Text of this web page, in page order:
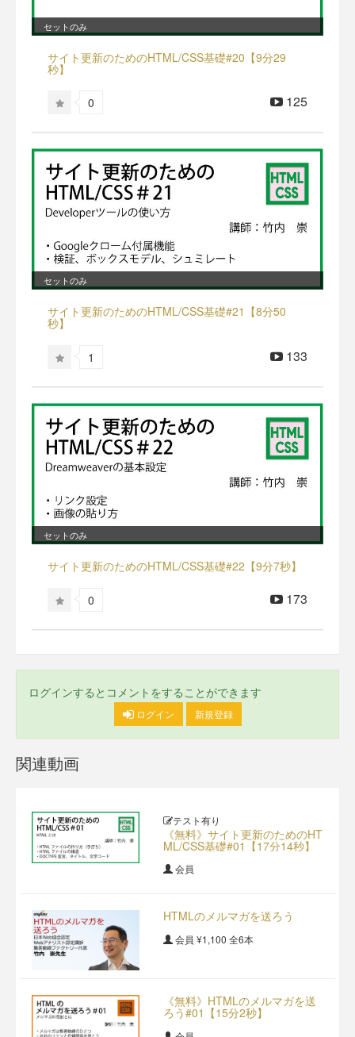
セットのみ
サイト更新のためのHTML/CSS基礎#20【9分29
秒】
0 125
セットのみ
サイト更新のためのHTML/CSS基礎#21【8分50
秒】
1 133
セットのみ
サイト更新のためのHTML/CSS基礎#22【9分7秒】
0 173
ログインするとコメントをすることができます
ログイン 新規登録
関連動画
テスト有り
《無料》サイト更新のためのHT
ML/CSS基礎#01【17分14秒】
会員
HTMLのメルマガを送ろう
会員 ¥1,100 全6本
《無料》HTMLのメルマガを送
ろう#01【15分2秒】